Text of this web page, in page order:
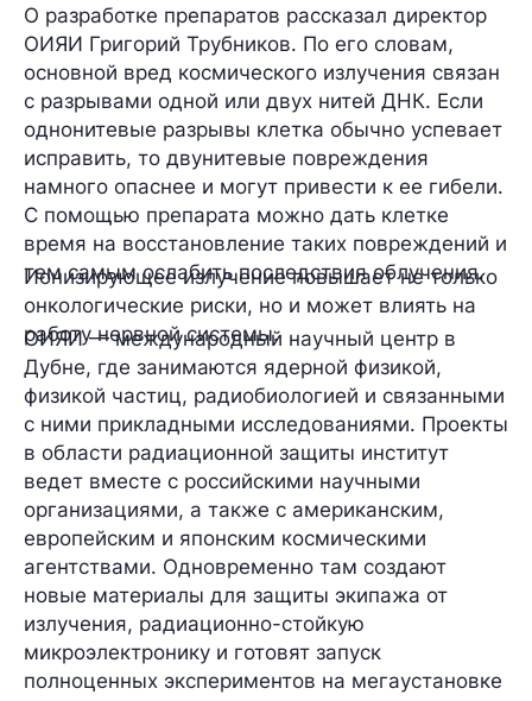
О разработке препаратов рассказал директор
ОИЯИ Григорий Трубников. По его словам,
основной вред космического излучения связан
с разрывами одной или двух нитей ДНК. Если
однонитевые разрывы клетка обычно успевает
исправить, то двунитевые повреждения
намного опаснее и могут привести к ее гибели.
С помощью препарата можно дать клетке
время на восстановление таких повреждений и
тем самым ослабить последствия облучения.
Ионизирующее излучение повышает не только
онкологические риски, но и может влиять на
работу нервной системы.
ОИЯИ — международный научный центр в
Дубне, где занимаются ядерной физикой,
физикой частиц, радиобиологией и связанными
с ними прикладными исследованиями. Проекты
в области радиационной защиты институт
ведет вместе с российскими научными
организациями, а также с американским,
европейским и японским космическими
агентствами. Одновременно там создают
новые материалы для защиты экипажа от
излучения, радиационно-стойкую
микроэлектронику и готовят запуск
полноценных экспериментов на мегаустановке